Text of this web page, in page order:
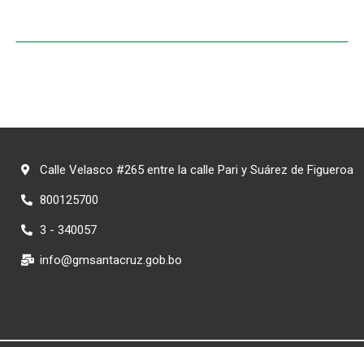
Calle Velasco #265 entre la calle Pari y Suárez de Figueroa
800125700
3 - 340057
info@gmsantacruz.gob.bo